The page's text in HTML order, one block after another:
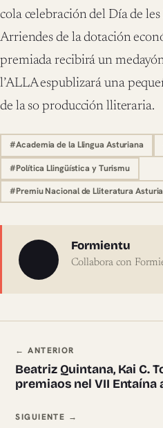
cola celebración del Día de
Arriendes de la dotación
premiada recibirá un
l’ALLA espublizará una
de la so producción lliteraria.
#Academia de la Llingua Asturiana
#Política Llingüística y Turismu
#Premiu Nacional de Lliteratura
Sobre l'autor
Formientu
Collabora con
Navegación ente
← ANTERIOR
Beatriz Quintana, Kai C.
premiaos nel VII Entaína
SIGUIENTE →